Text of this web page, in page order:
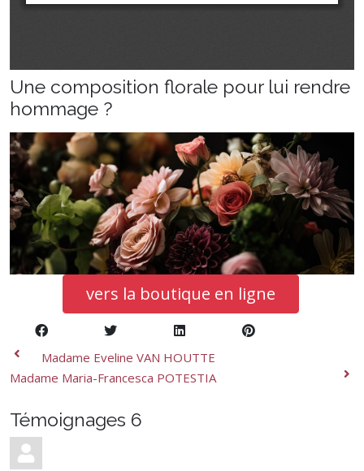
Une composition florale pour lui rendre
hommage ?
vers la boutique en ligne
Madame Eveline VAN HOUTTE
Madame Maria-Francesca POTESTIA
Témoignages 6